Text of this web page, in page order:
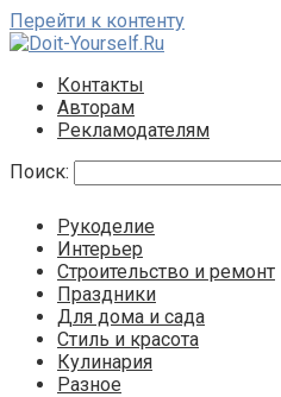
Перейти к контенту
Контакты
Авторам
Рекламодателям
Поиск:
Рукоделие
Интерьер
Строительство и ремонт
Праздники
Для дома и сада
Стиль и красота
Кулинария
Разное